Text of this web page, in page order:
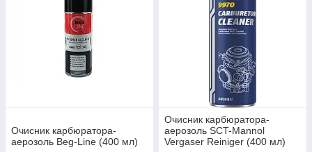
Очисник карбюратора-
аерозоль Beg-Line (400 мл)
Очисник карбюратора-
аерозоль SCT-Mannol
Vergaser Reiniger (400 мл)